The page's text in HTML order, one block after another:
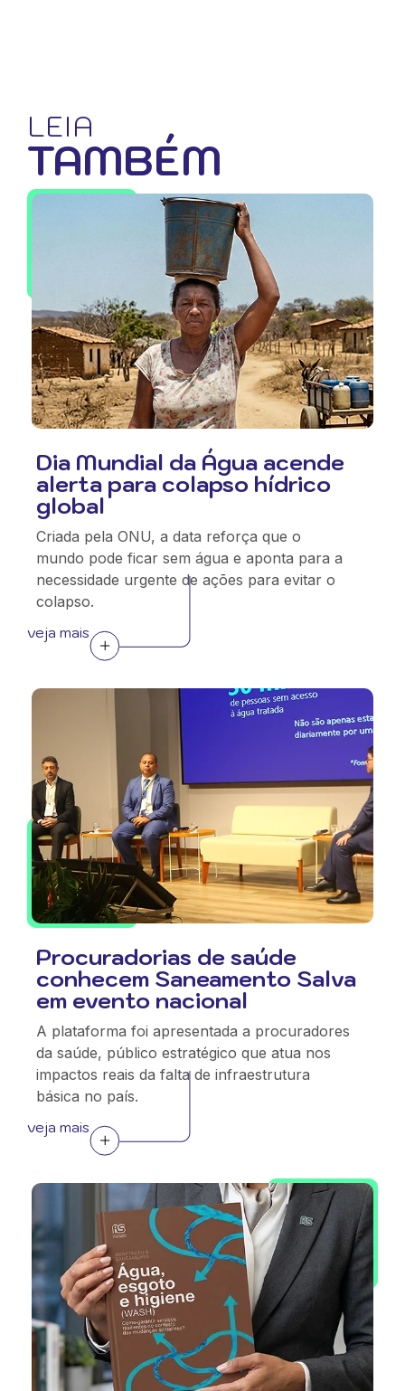
LEIA
TAMBÉM
Dia Mundial da Água acende
alerta para colapso hídrico
global
Criada pela ONU, a data reforça que o
mundo pode ficar sem água e aponta para a
necessidade urgente de ações para evitar o
colapso.
veja mais
Procuradorias de saúde
conhecem Saneamento Salva
em evento nacional
A plataforma foi apresentada a procuradores
da saúde, público estratégico que atua nos
impactos reais da falta de infraestrutura
básica no país.
veja mais